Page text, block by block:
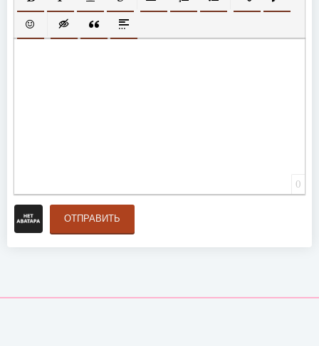
ПОЛУЖИРНЫЙ
КУРСИВПОДЧЕРКНУТЫЙ
ЗАЧЕРКНУТЫЙВЫРАВНИВАНИЕ
НУМЕРОВАННЫЙ СПИСОК
МАРКИРОВАННЫЙ
ВСТАВИТЬ
ВСТАВИТЬ СМАЙЛИК
ВСТАВКА СКРЫТОГО ТЕКСТА
ВСТАВКА ЦИТАТЫ
ВСТАВКА СПОЙЛЕРА
0
ОТПРАВИТЬ